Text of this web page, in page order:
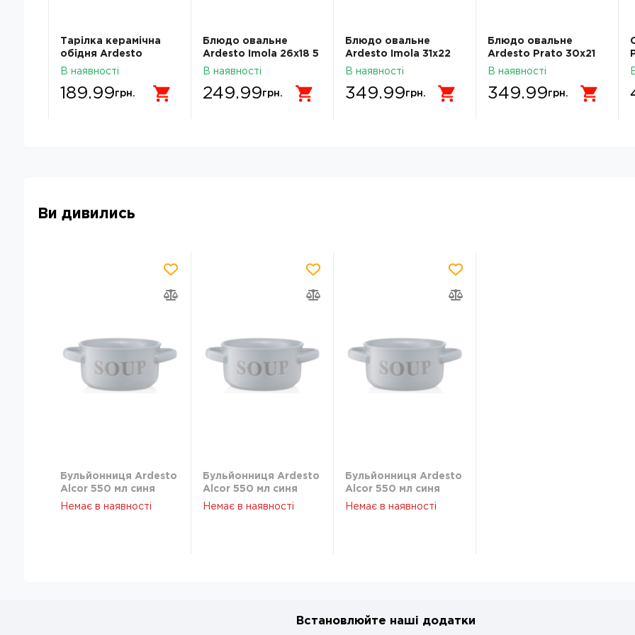
Тарілка керамічна
обідня Ardesto
Bagheria 26 см Bright
В наявності
189.99грн.
Блюдо овальне
Ardesto Imola 26х18 5
см порцеляна
В наявності
249.99грн.
Блюдо овальне
Ardesto Imola 31х22
см порцеляна
В наявності
349.99грн.
Блюдо овальне
Ardesto Prato 30х21
см порцеляна
В наявності
349.99грн.
Ви дивились
Бульйонниця Ardesto
Alcor 550 мл синя
AR3476BL
Немає в наявності
Бульйонниця Ardesto
Alcor 550 мл синя
AR3476BL
Немає в наявності
Бульйонниця Ardesto
Alcor 550 мл синя
AR3476BL
Немає в наявності
Встановлюйте наші додатки